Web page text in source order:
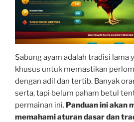
Sabung ayam adalah tradisi lama
khusus untuk memastikan
dengan adil dan tertib. Banyak
serta, tapi belum paham betul
permainan ini. Panduan ini akan
memahami aturan dasar dan